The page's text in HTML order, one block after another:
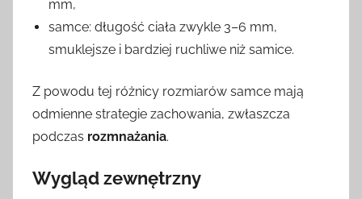
mm,
samce: długość ciała zwykle 3–6 mm,
smuklejsze i bardziej ruchliwe niż samice.
Z powodu tej różnicy rozmiarów samce mają
odmienne strategie zachowania, zwłaszcza
podczas rozmnażania.
Wygląd zewnętrzny